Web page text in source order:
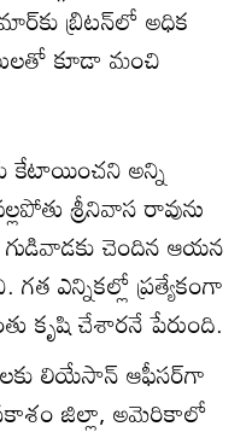
బ్రిటన్‌లో అధిక
కూడా మంచి
కేటాయించని అన్ని
శ్రీనివాస రావును
చెందిన ఆయన
ఎన్నికల్లో ప్రత్యేకంగా
కృషి చేశారనే పేరుంది.
లియేసాన్ ఆఫీసర్‌గా
జిల్లా, అమెరికాలో